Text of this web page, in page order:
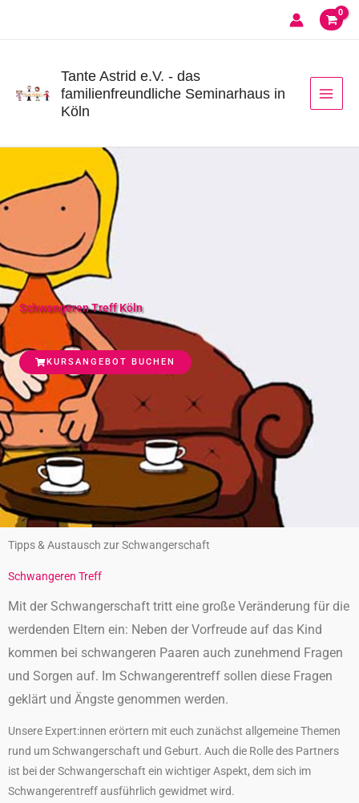
Tante Astrid e.V. - das
familienfreundliche Seminarhaus in
Köln
Schwangeren Treff Köln
KURSANGEBOT BUCHEN
Tipps & Austausch zur Schwangerschaft
Schwangeren Treff
Mit der Schwangerschaft tritt eine große Veränderung für die
werdenden Eltern ein: Neben der Vorfreude auf das Kind
kommen bei schwangeren Paaren auch zunehmend Fragen
und Sorgen auf. Im Schwangerentreff sollen diese Fragen
geklärt und Ängste genommen werden.
Unsere Expert:innen erörtern mit euch zunächst allgemeine Themen
rund um Schwangerschaft und Geburt. Auch die Rolle des Partners
ist bei der Schwangerschaft ein wichtiger Aspekt, dem sich im
Schwangerentreff ausführlich gewidmet wird.